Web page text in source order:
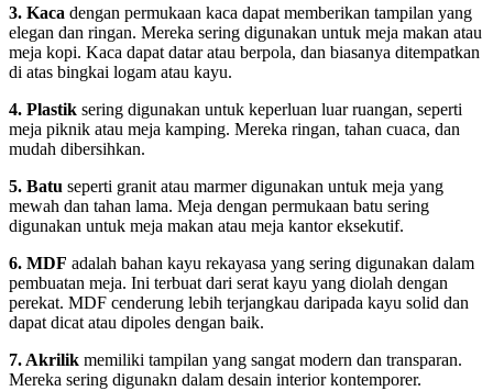
3. Kaca dengan permukaan kaca dapat memberikan tampilan yang
elegan dan ringan. Mereka sering digunakan untuk meja makan atau
meja kopi. Kaca dapat datar atau berpola, dan biasanya ditempatkan
di atas bingkai logam atau kayu.
4. Plastik sering digunakan untuk keperluan luar ruangan, seperti
meja piknik atau meja kamping. Mereka ringan, tahan cuaca, dan
mudah dibersihkan.
5. Batu seperti granit atau marmer digunakan untuk meja yang
mewah dan tahan lama. Meja dengan permukaan batu sering
digunakan untuk meja makan atau meja kantor eksekutif.
6. MDF adalah bahan kayu rekayasa yang sering digunakan dalam
pembuatan meja. Ini terbuat dari serat kayu yang diolah dengan
perekat. MDF cenderung lebih terjangkau daripada kayu solid dan
dapat dicat atau dipoles dengan baik.
7. Akrilik memiliki tampilan yang sangat modern dan transparan.
Mereka sering digunakn dalam desain interior kontemporer.